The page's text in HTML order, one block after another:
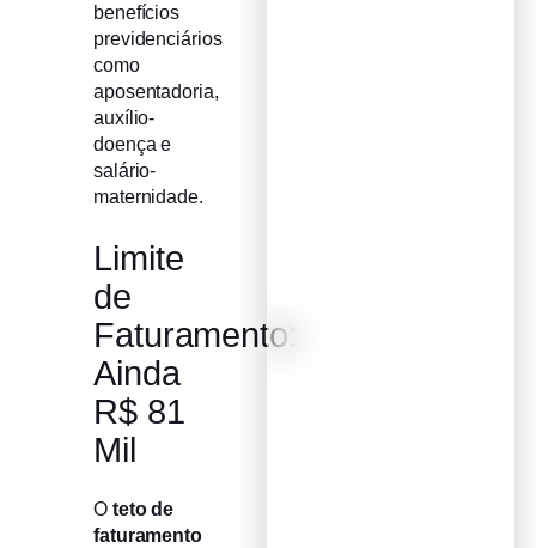
benefícios
previdenciários
como
aposentadoria,
auxílio-
doença e
salário-
maternidade.
Limite
de
Faturamento:
Ainda
R$ 81
Mil
O teto de
faturamento